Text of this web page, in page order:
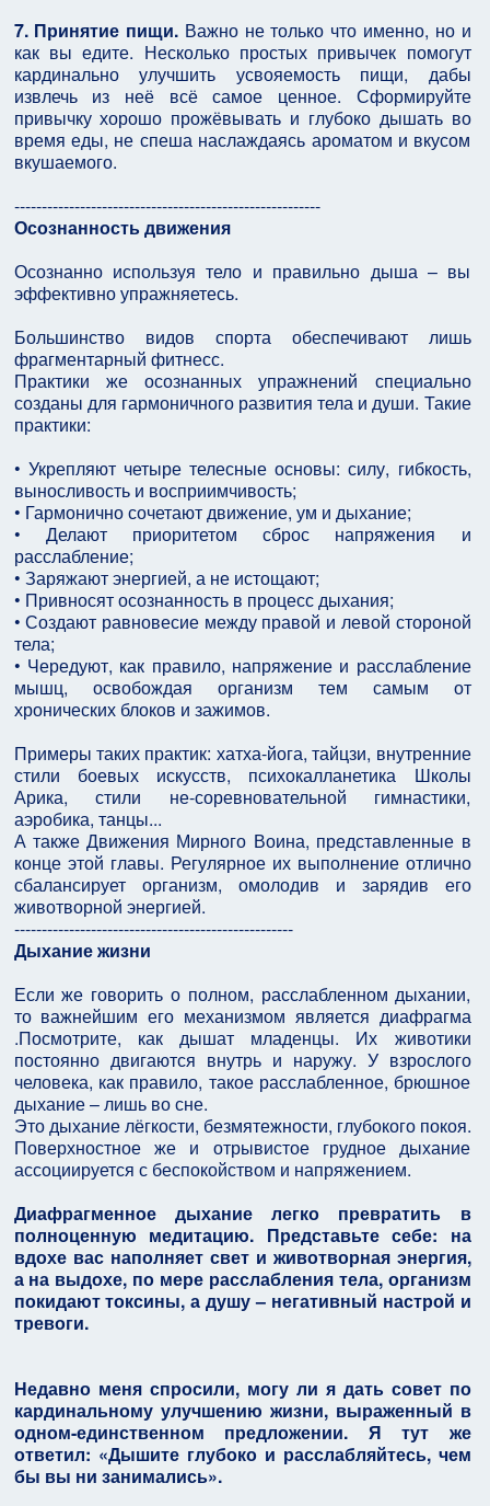
7. Принятие пищи. Важно не только что именно, но и
как вы едите. Несколько простых привычек помогут
кардинально улучшить усвояемость пищи, дабы
извлечь из неё всё самое ценное. Сформируйте
привычку хорошо прожёвывать и глубоко дышать во
время еды, не спеша наслаждаясь ароматом и вкусом
вкушаемого.
--------------------------------------------------------
Осознанность движения
Осознанно используя тело и правильно дыша – вы
эффективно упражняетесь.
Большинство видов спорта обеспечивают лишь
фрагментарный фитнесс.
Практики же осознанных упражнений специально
созданы для гармоничного развития тела и души. Такие
практики:
• Укрепляют четыре телесные основы: силу, гибкость,
выносливость и восприимчивость;
• Гармонично сочетают движение, ум и дыхание;
• Делают приоритетом сброс напряжения и
расслабление;
• Заряжают энергией, а не истощают;
• Привносят осознанность в процесс дыхания;
• Создают равновесие между правой и левой стороной
тела;
• Чередуют, как правило, напряжение и расслабление
мышц, освобождая организм тем самым от
хронических блоков и зажимов.
Примеры таких практик: хатха-йога, тайцзи, внутренние
стили боевых искусств, психокалланетика Школы
Арика, стили не-соревновательной гимнастики,
аэробика, танцы...
А также Движения Мирного Воина, представленные в
конце этой главы. Регулярное их выполнение отлично
сбалансирует организм, омолодив и зарядив его
животворной энергией.
---------------------------------------------------
Дыхание жизни
Если же говорить о полном, расслабленном дыхании,
то важнейшим его механизмом является диафрагма
.Посмотрите, как дышат младенцы. Их животики
постоянно двигаются внутрь и наружу. У взрослого
человека, как правило, такое расслабленное, брюшное
дыхание – лишь во сне.
Это дыхание лёгкости, безмятежности, глубокого покоя.
Поверхностное же и отрывистое грудное дыхание
ассоциируется с беспокойством и напряжением.
Диафрагменное дыхание легко превратить в
полноценную медитацию. Представьте себе: на
вдохе вас наполняет свет и животворная энергия,
а на выдохе, по мере расслабления тела, организм
покидают токсины, а душу – негативный настрой и
тревоги.
Недавно меня спросили, могу ли я дать совет по
кардинальному улучшению жизни, выраженный в
одном-единственном предложении. Я тут же
ответил: «Дышите глубоко и расслабляйтесь, чем
бы вы ни занимались».